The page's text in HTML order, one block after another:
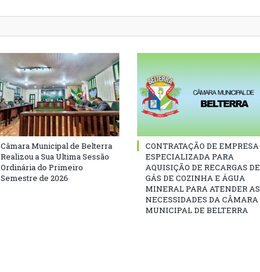
Câmara Municipal de Belterra
Realizou a Sua Ultima Sessão
Ordinária do Primeiro
Semestre de 2026
CONTRATAÇÃO DE EMPRESA
ESPECIALIZADA PARA
AQUISIÇÃO DE RECARGAS DE
GÁS DE COZINHA E ÁGUA
MINERAL PARA ATENDER AS
NECESSIDADES DA CÂMARA
MUNICIPAL DE BELTERRA